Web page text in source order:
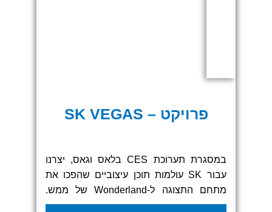
פרויקט – SK VEGAS
במסגרת תערוכת CES בלאס וגאס, יצרנו
עבור SK עולמות תוכן עיצוביים שהפכו את
מתחם התצוגה ל-Wonderland של ממש.
הפרויקט כלל עיצוב והפקה של אלמנטים